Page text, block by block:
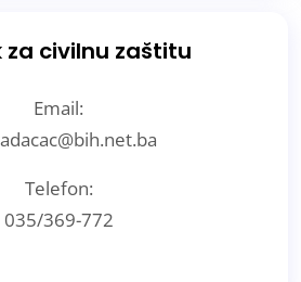
za civilnu zaštitu
Email:
Telefon:
035/369-772